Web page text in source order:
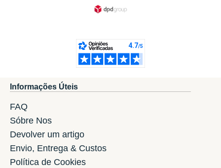
Informações Úteis
FAQ
Sóbre Nos
Devolver um artigo
Envio, Entrega & Custos
Política de Cookies